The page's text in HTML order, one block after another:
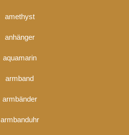
amethyst
anhänger
aquamarin
armband
armbänder
armbanduhr